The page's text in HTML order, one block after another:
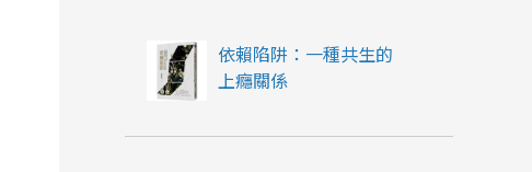
依賴陷阱：一種共生的
上癮關係